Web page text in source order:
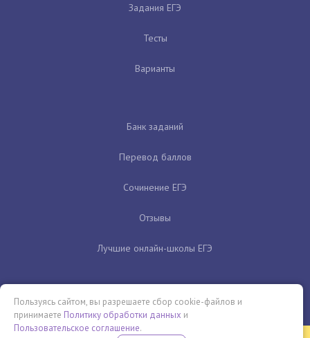
Задания ЕГЭ
Тесты
Варианты
Банк заданий
Перевод баллов
Сочинение ЕГЭ
Отзывы
Лучшие онлайн-школы ЕГЭ
Пользуясь сайтом, вы разрешаете сбор cookie-файлов и
принимаете Политику обработки данных и
Пользовательское соглашение.